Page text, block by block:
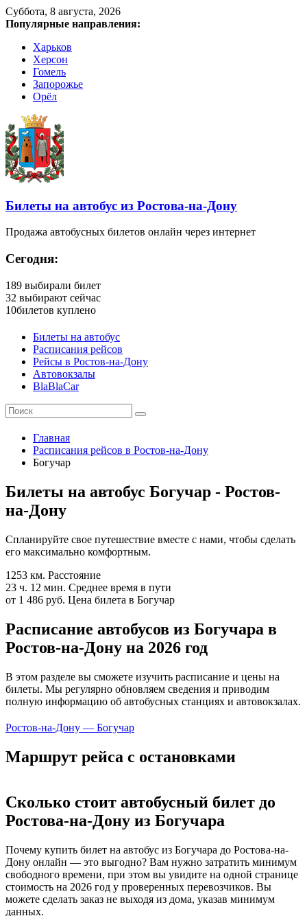
Суббота, 8 августа, 2026
Популярные направления:
Харьков
Херсон
Гомель
Запорожье
Орёл
Билеты на автобус из Ростова-на-Дону
Продажа автобусных билетов онлайн через интернет
Сегодня:
189 выбирали билет
32 выбирают сейчас
10билетов куплено
Билеты на автобус
Расписания рейсов
Рейсы в Ростов-на-Дону
Автовокзалы
BlaBlaCar
Главная
Расписания рейсов в Ростов-на-Дону
Богучар
Билеты на автобус Богучар - Ростов-
на-Дону
Спланируйте свое путешествие вместе с нами, чтобы сделать
его максимально комфортным.
1253 км. Расстояние
23 ч. 12 мин. Среднее время в пути
от 1 486 руб. Цена билета в Богучар
Расписание автобусов из Богучара в
Ростов-на-Дону на 2026 год
В этом разделе вы сможете изучить расписание и цены на
билеты. Мы регулярно обновляем сведения и приводим
полную информацию об автобусных станциях и автовокзалах.
Ростов-на-Дону — Богучар
Маршрут рейса с остановками
Сколько стоит автобусный билет до
Ростова-на-Дону из Богучара
Почему купить билет на автобус из Богучара до Ростова-на-
Дону онлайн — это выгодно? Вам нужно затратить минимум
свободного времени, при этом вы увидите на одной странице
стоимость на 2026 год у проверенных перевозчиков. Вы
можете сделать заказ не выходя из дома, указав минимум
данных.